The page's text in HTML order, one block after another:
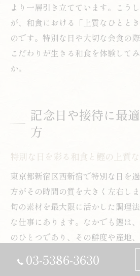
より一層引き立てています。こう
が、和食における「上質なひとと
のです。特別な日や大切な会食の
こだわりが生きる和食を体験して
か。
記念日や接待に最
方
特別な日を彩る和食と鰹の上質
東京都新宿区西新宿で特別な日を
方がその時間の質を大きく左右しま
旬の素材を最大限に活かした調理法
な仕事にあります。なかでも鰹は
のひとつであり、その鮮度や産地
鰹を選ぶ際のポイントとしては、
03-5386-3630